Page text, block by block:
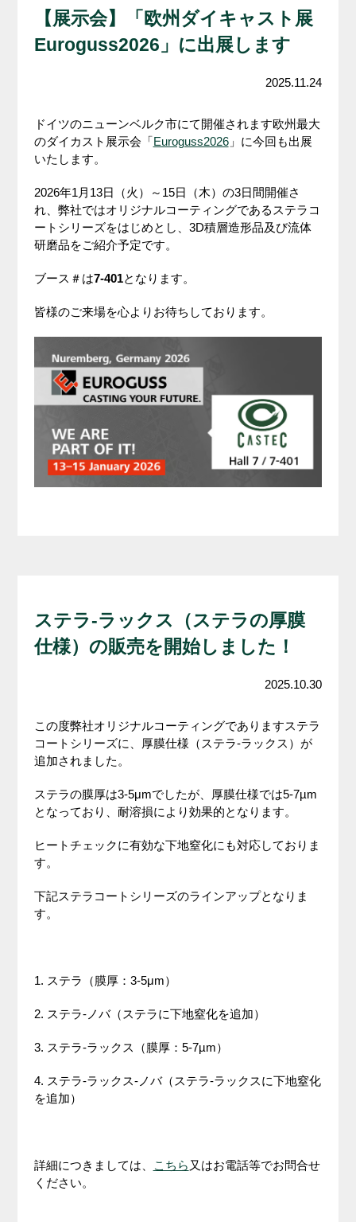
【展示会】「欧州ダイキャスト展
Euroguss2026」に出展します
2025.11.24
ドイツのニューンベルク市にて開催されます欧州最大
のダイカスト展示会「Euroguss2026」に今回も出展
いたします。
2026年1月13日（火）～15日（木）の3日間開催さ
れ、弊社ではオリジナルコーティングであるステラコ
ートシリーズをはじめとし、3D積層造形品及び流体
研磨品をご紹介予定です。
ブース＃は7-401となります。
皆様のご来場を心よりお待ちしております。
ステラ-ラックス（ステラの厚膜
仕様）の販売を開始しました！
2025.10.30
この度弊社オリジナルコーティングでありますステラ
コートシリーズに、厚膜仕様（ステラ-ラックス）が
追加されました。
ステラの膜厚は3-5μmでしたが、厚膜仕様では5-7µm
となっており、耐溶損により効果的となります。
ヒートチェックに有効な下地窒化にも対応しておりま
す。
下記ステラコートシリーズのラインアップとなりま
す。
1. ステラ（膜厚：3-5μm）
2. ステラ-ノバ（ステラに下地窒化を追加）
3. ステラ-ラックス（膜厚：5-7µm）
4. ステラ-ラックス-ノバ（ステラ-ラックスに下地窒化
を追加）
詳細につきましては、 こちら 又はお電話等でお問合せ
ください。